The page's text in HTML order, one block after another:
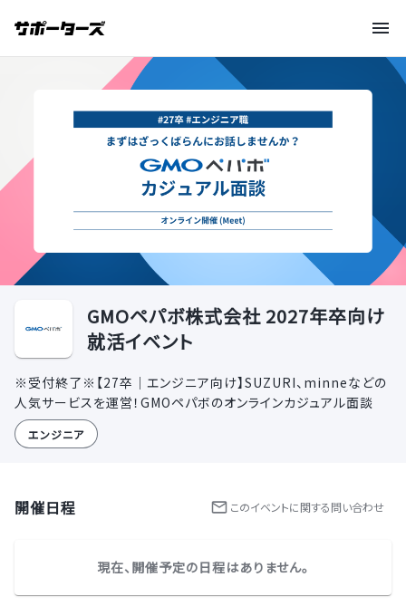
GMOペパボ株式会社 2027年卒向け
就活イベント
※受付終了※【27卒｜エンジニア向け】SUZURI、minneなどの
人気サービスを運営！GMOペパボのオンラインカジュアル面談
エンジニア
開催日程 このイベントに関する問い合わせ
現在、開催予定の日程はありません。